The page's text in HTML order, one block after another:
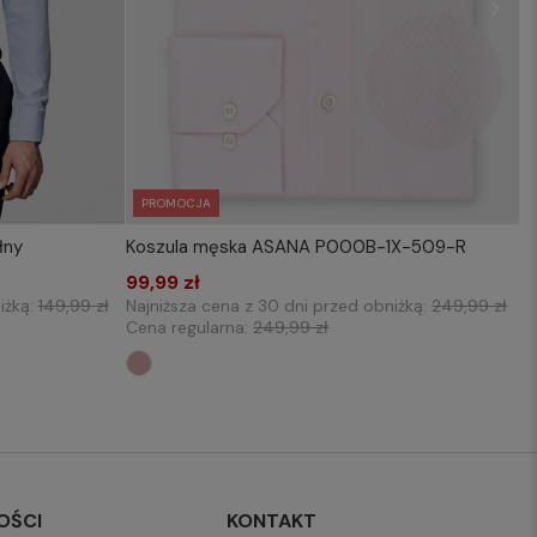
149,99 zł
PROMOCJA
WYBIERZ ROZMIAR DO KOSZYKA
Koszula męska ASANA P000B-1X-509-R
99,99 zł
Najniższa cena z 30 dni przed obniżką:249,99 zł
Cena regularna:249,99 zł
KONTAKT